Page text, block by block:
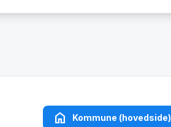
home Kommune (hovedside)